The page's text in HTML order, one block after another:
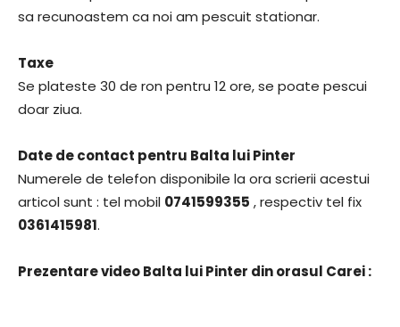
sa recunoastem ca noi am pescuit stationar.
Taxe
Se plateste 30 de ron pentru 12 ore, se poate pescui
doar ziua.
Date de contact pentru Balta lui Pinter
Numerele de telefon disponibile la ora scrierii acestui
articol sunt : tel mobil 0741599355 , respectiv tel fix
0361415981.
Prezentare video Balta lui Pinter din orasul Carei :